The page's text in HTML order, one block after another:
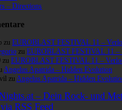
– Directions
zu EUROBLAST FESTIVAL 11 –
zu EUROBLAST FESTIVAL 11 –
zu EUROBLAST FESTIVAL 11 –
Angelus Apatrida – Hidden Evolution
zu Angelus Apatrida – Hidden
– Dein Rock- und